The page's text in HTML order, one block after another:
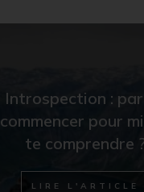
Introspection :
commencer pour
te comprendre
LIRE L'ARTICLE